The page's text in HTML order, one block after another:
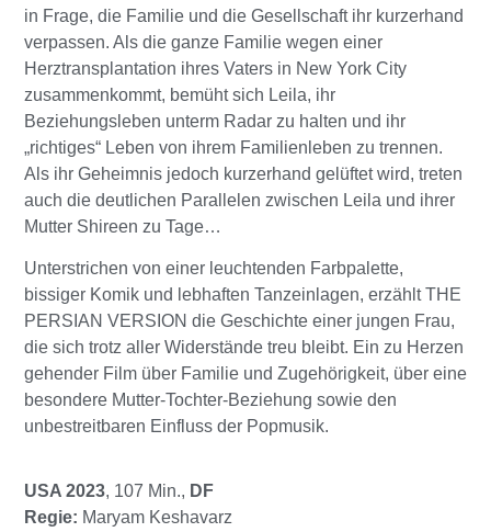
in Frage, die Familie und die Gesellschaft ihr kurzerhand
verpassen. Als die ganze Familie wegen einer
Herztransplantation ihres Vaters in New York City
zusammenkommt, bemüht sich Leila, ihr
Beziehungsleben unterm Radar zu halten und ihr
„richtiges“ Leben von ihrem Familienleben zu trennen.
Als ihr Geheimnis jedoch kurzerhand gelüftet wird, treten
auch die deutlichen Parallelen zwischen Leila und ihrer
Mutter Shireen zu Tage…
Unterstrichen von einer leuchtenden Farbpalette,
bissiger Komik und lebhaften Tanzeinlagen, erzählt THE
PERSIAN VERSION die Geschichte einer jungen Frau,
die sich trotz aller Widerstände treu bleibt. Ein zu Herzen
gehender Film über Familie und Zugehörigkeit, über eine
besondere Mutter-Tochter-Beziehung sowie den
unbestreitbaren Einfluss der Popmusik.
USA 2023, 107 Min., DF
Regie: Maryam Keshavarz